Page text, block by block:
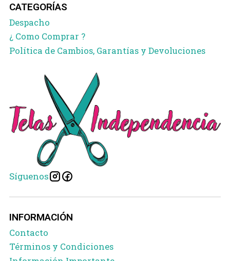
CATEGORÍAS
Despacho
¿ Como Comprar ?
Política de Cambios, Garantías y Devoluciones
Síguenos
INFORMACIÓN
Contacto
Términos y Condiciones